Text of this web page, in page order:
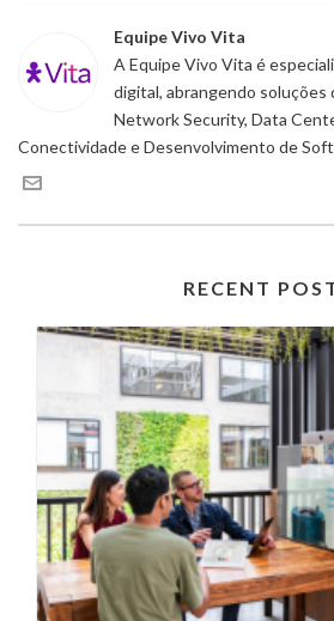
Equipe Vivo Vita
A Equipe Vivo Vita é
digital, abrangendo soluções
Network Security, Data
Conectividade e Desenvolvimento de
RECENT